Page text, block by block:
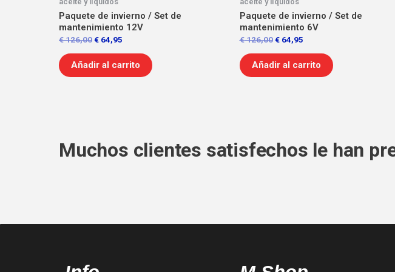
Paquete de invierno / Set de
mantenimiento 12V
€126,00€ 64,95
Añadir al carrito
Paquete de invierno / Set de
mantenimiento 6V
€126,00 €64,95
Añadir al carrito
Muchos clientes satisfechos le han